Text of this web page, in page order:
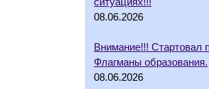
08.06.2026
Внимание!!! Стартовал
Флагманы образования.
08.06.2026